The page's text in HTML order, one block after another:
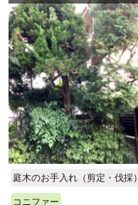
庭木のお手入れ（剪定・伐採）
コニファー